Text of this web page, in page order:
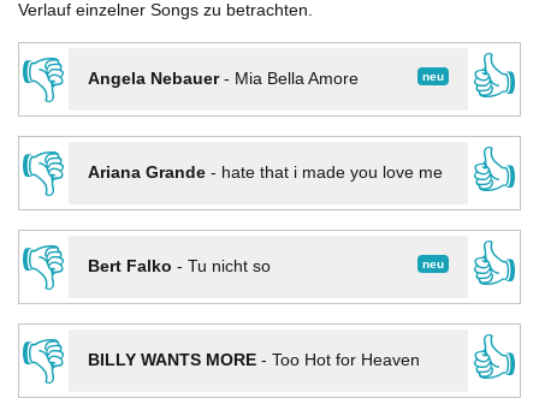
Verlauf einzelner Songs zu betrachten.
👎 neu
Angela Nebauer- Mia Bella Amore
👍
👎
Ariana Grande- hate that i made you love me
👍
👎
neu
Bert Falko - Tu nicht so
👍
👎
BILLY WANTS MORE- Too Hot for Heaven
👍